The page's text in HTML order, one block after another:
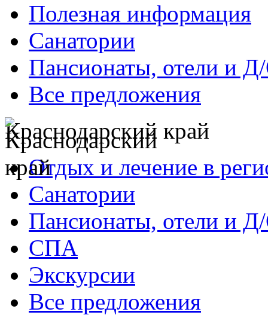
Полезная информация
Санатории
Пансионаты, отели и
Все предложения
Краснодарский край
Отдых и лечение в
Санатории
Пансионаты, отели и
СПА
Экскурсии
Все предложения